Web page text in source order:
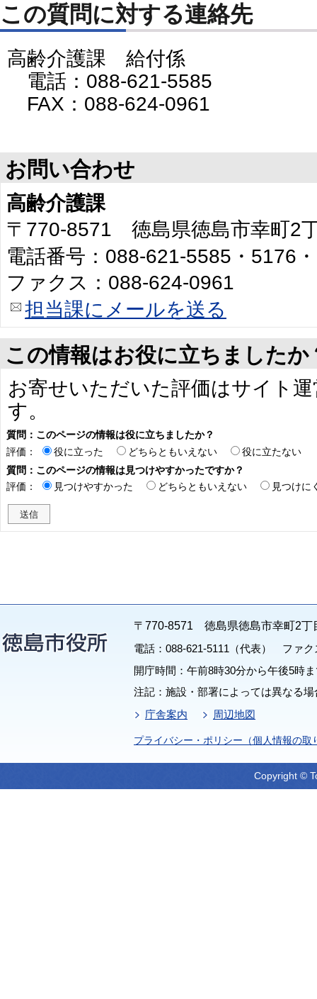
この質問に対する連絡先
高齢介護課 給付係
電話：088-621-5585
FAX：088-624-0961
お問い合わせ
高齢介護課
〒770-8571 徳島県徳島市幸町2
電話番号：088-621-5585・5176
ファクス：088-624-0961
担当課にメールを送る
この情報はお役に立ちましたか
お寄せいただいた評価はサイト
す。
質問：このページの情報は役に立ちましたか？
評価：
役に立った どちらともいえない
役に立たない
質問：このページの情報は見つけやすかったですか？
評価：
見つけやすかった どちらともいえない 見つけに
〒770-8571 徳島県徳島市幸町2丁
電話：088-621-5111（代表） ファク
開庁時間：午前8時30分から午後5時
注記：施設・部署によっては異なる
庁舎案内
周辺地図
プライバシー・ポリシー（個人情報の取
Copyright ©